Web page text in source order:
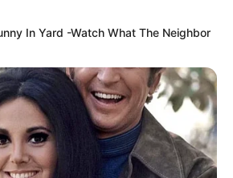
In Yard -Watch What The Neighbor